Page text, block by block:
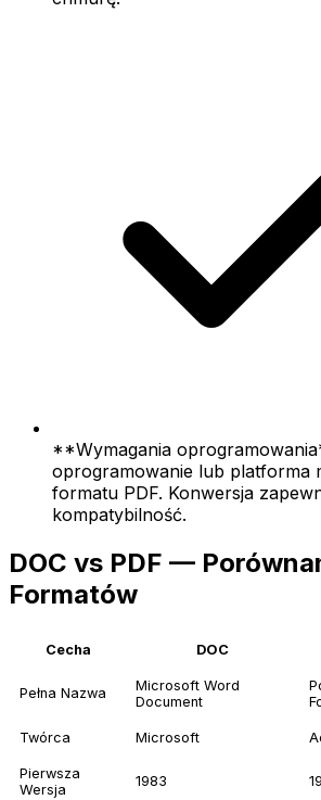
**Wymagania
oprogramowanie lub platforma
formatu PDF. Konwersja
kompatybilność.
DOC vs PDF —
Formatów
Cecha DOC
Pełna Nazwa
Microsoft Word
Document
Twórca Microsoft
Pierwsza
Wersja
1983